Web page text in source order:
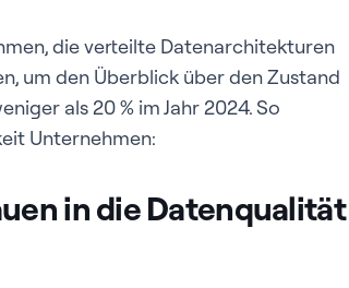
die verteilte Datenarchitekturen
um den Überblick über den Zustand
als 20 % im Jahr 2024. So
Unternehmen:
in die Datenqualität